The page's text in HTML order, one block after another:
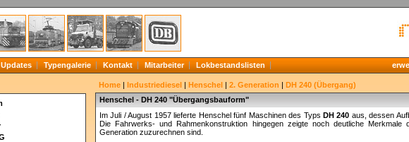
Updates Typengalerie Kontakt Mitarbeiter Lokbestandslisten
Home | Industriediesel | Henschel | 2. Generation | DH 240 (Übergang)
Henschel - DH 240 "Übergangsbauform"
Im Juli / August 1957 lieferte Henschel fünf Maschinen des Typs DH 240 aus, dessen
Die Fahrwerks- und Rahmenkonstruktion hingegen zeigte noch deutliche
Generation zuzurechnen sind.